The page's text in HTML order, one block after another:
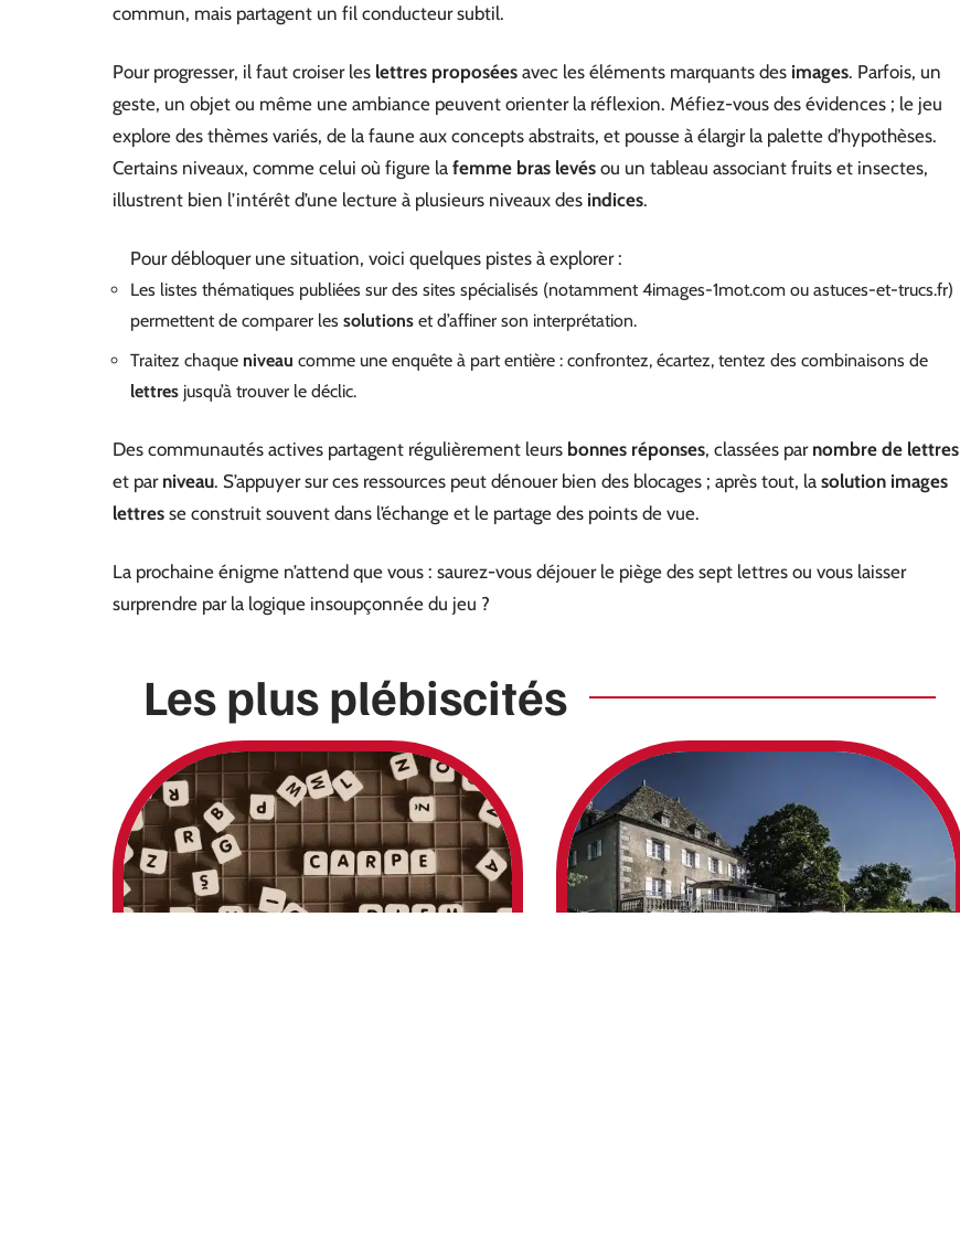
commun, mais partagent un fil conducteur subtil.
Pour progresser, il faut croiser les lettres proposées avec les éléments marquants des images. Parfois, un
geste, un objet ou même une ambiance peuvent orienter la réflexion. Méfiez-vous des évidences ; le jeu
explore des thèmes variés, de la faune aux concepts abstraits, et pousse à élargir la palette d’hypothèses.
Certains niveaux, comme celui où figure la femme bras levés ou un tableau associant fruits et insectes,
illustrent bien l’intérêt d’une lecture à plusieurs niveaux des indices.
Pour débloquer une situation, voici quelques pistes à explorer :
Les listes thématiques publiées sur des sites spécialisés (notamment 4images-1mot.com ou astuces-et-trucs.fr)
permettent de comparer les solutions et d’affiner son interprétation.
Traitez chaque niveau comme une enquête à part entière : confrontez, écartez, tentez des combinaisons de
lettres jusqu’à trouver le déclic.
Des communautés actives partagent régulièrement leurs bonnes réponses, classées par nombre de lettres
et par niveau. S’appuyer sur ces ressources peut dénouer bien des blocages ; après tout, la solution images
lettres se construit souvent dans l’échange et le partage des points de vue.
La prochaine énigme n’attend que vous : saurez-vous déjouer le piège des sept lettres ou vous laisser
surprendre par la logique insoupçonnée du jeu ?
Les plus plébiscités